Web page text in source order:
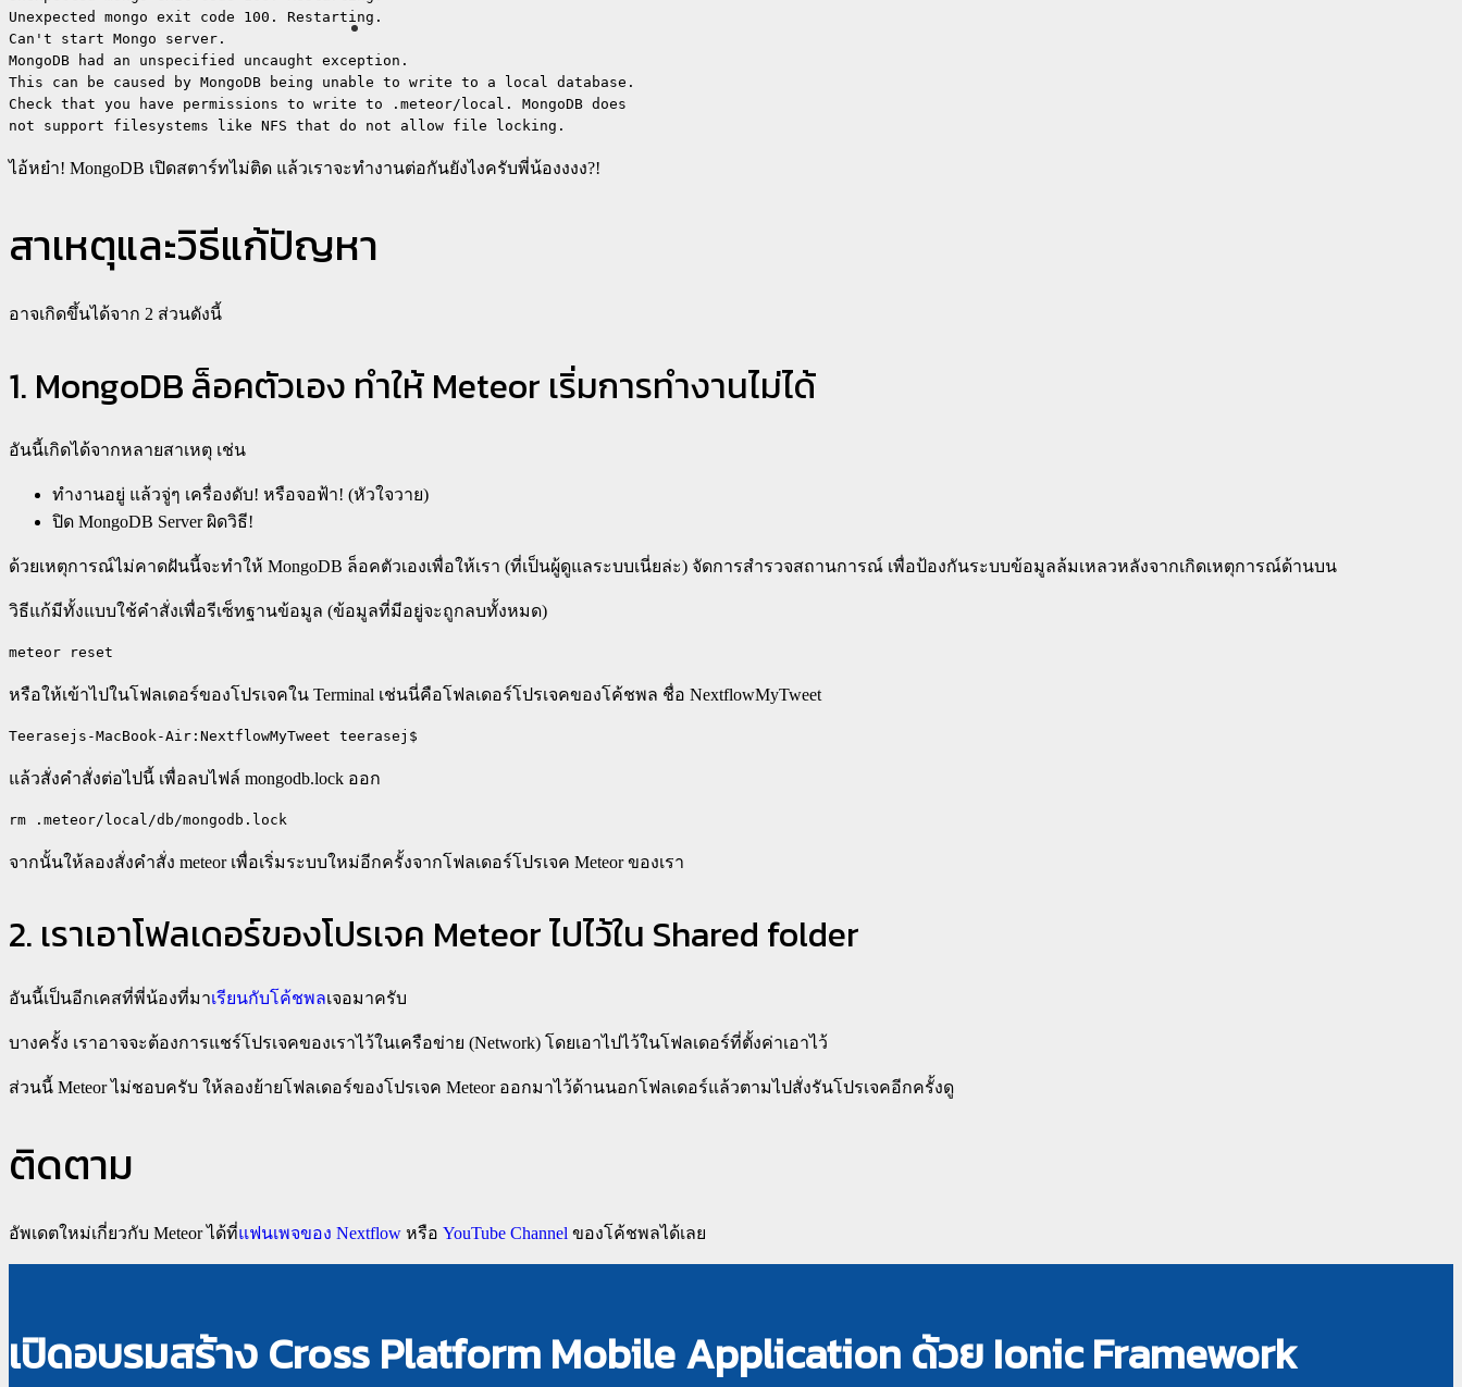
Unexpected mongo exit code 100. Restarting.
Can't start Mongo server.
MongoDB had an unspecified uncaught exception.
This can be caused by MongoDB being unable to write to a local database.
Check that you have permissions to write to .meteor/local. MongoDB does
not support filesystems like NFS that do not allow file locking.
ไอ้หย๋า! MongoDB เปิดสตาร์ทไม่ติด แล้วเราจะทำงานต่อกันยังไงครับพี่น้องงงง?!
สาเหตุและวิธีแก้ปัญหา
อาจเกิดขึ้นได้จาก 2 ส่วนดังนี้
1. MongoDB ล็อคตัวเอง ทำให้ Meteor เริ่มการทำงานไม่ได้
อันนี้เกิดได้จากหลายสาเหตุ เช่น
ทำงานอยู่ แล้วจู่ๆ เครื่องดับ! หรือจอฟ้า! (หัวใจวาย)
ปิด MongoDB Server ผิดวิธี!
ด้วยเหตุการณ์ไม่คาดฝันนี้จะทำให้ MongoDB ล็อคตัวเองเพื่อให้เรา (ที่เป็นผู้ดูแลระบบเนี่ยล่ะ) จัดการสำรวจสถานการณ์ เพื่อป้องกันระบบข้อมูลล้มเหลวหลังจากเกิดเหตุการณ์ด้านบน
วิธีแก้มีทั้งแบบใช้คำสั่งเพื่อรีเซ็ทฐานข้อมูล (ข้อมูลที่มีอยู่จะถูกลบทั้งหมด)
meteor reset
หรือให้เข้าไปในโฟลเดอร์ของโปรเจคใน Terminal เช่นนี่คือโฟลเดอร์โปรเจคของโค้ชพล ชื่อ NextflowMyTweet
Teerasejs-MacBook-Air:NextflowMyTweet teerasej$
แล้วสั่งคำสั่งต่อไปนี้ เพื่อลบไฟล์ mongodb.lock ออก
rm .meteor/local/db/mongodb.lock
จากนั้นให้ลองสั่งคำสั่ง meteor เพื่อเริ่มระบบใหม่อีกครั้งจากโฟลเดอร์โปรเจค Meteor ของเรา
2. เราเอาโฟลเดอร์ของโปรเจค Meteor ไปไว้ใน Shared folder
อันนี้เป็นอีกเคสที่พี่น้องที่มาเรียนกับโค้ชพลเจอมาครับ
บางครั้ง เราอาจจะต้องการแชร์โปรเจคของเราไว้ในเครือข่าย (Network) โดยเอาไปไว้ในโฟลเดอร์ที่ตั้งค่าเอาไว้
ส่วนนี้ Meteor ไม่ชอบครับ ให้ลองย้ายโฟลเดอร์ของโปรเจค Meteor ออกมาไว้ด้านนอกโฟลเดอร์แล้วตามไปสั่งรันโปรเจคอีกครั้งดู
ติดตาม
อัพเดตใหม่เกี่ยวกับ Meteor ได้ที่แฟนเพจของ Nextflow หรือ YouTube Channel ของโค้ชพลได้เลย
เปิดอบรมสร้าง Cross Platform Mobile Application ด้วย Ionic Framework